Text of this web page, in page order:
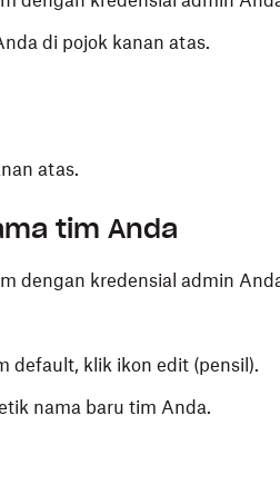
di pojok kanan atas.
atas.
tim Anda
dengan kredensial admin
default, klik ikon edit (pensil).
nama baru tim Anda.